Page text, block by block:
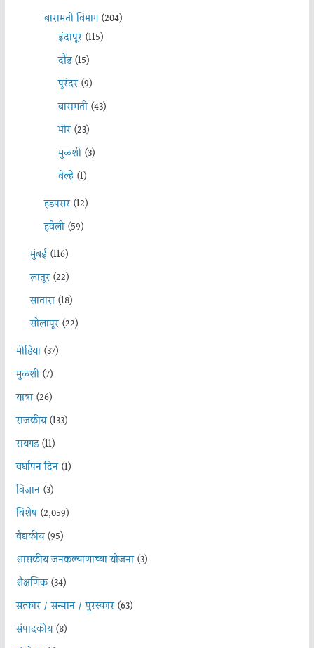
बारामती विभाग(204)
इंदापूर(115)
दौंड(15)
पुरंदर(9)
बारामती(43)
भोर(23)
मुळशी(3)
वेल्हे(1)
हडपसर(12)
हवेली(59)
मुंबई(116)
लातूर(22)
सातारा(18)
सोलापूर(22)
मीडिया(37)
मुळशी(7)
यात्रा(26)
राजकीय(133)
रायगड(11)
वर्धापन दिन(1)
विज्ञान(3)
विशेष(2,059)
वैद्यकीय(95)
शासकीय जनकल्याणाच्या योजना(3)
शैक्षणिक(34)
सत्कार / सन्मान / पुरस्कार(63)
संपादकीय(8)